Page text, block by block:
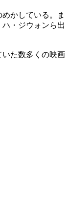
かしている。ま
・ジウォンら出
た数多くの映画